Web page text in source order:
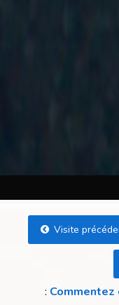
Visite
: